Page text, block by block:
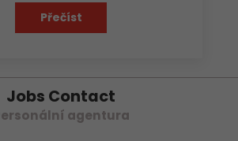
Přečíst
Jobs Contact
agentura